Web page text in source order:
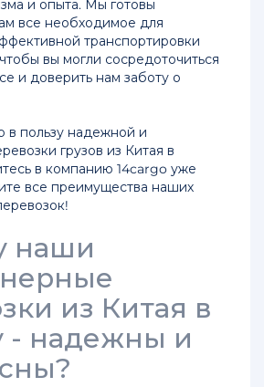
и опыта. Мы готовы
все необходимое для
транспортировки
вы могли сосредоточиться
и доверить нам заботу о
в пользу надежной и
грузов из Китая в
в компанию 14cargo уже
все преимущества наших
наши
из Китая в
- надежны и